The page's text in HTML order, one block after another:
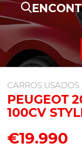
CARROS USADOS
PEUGEOT
100CV
€19.990